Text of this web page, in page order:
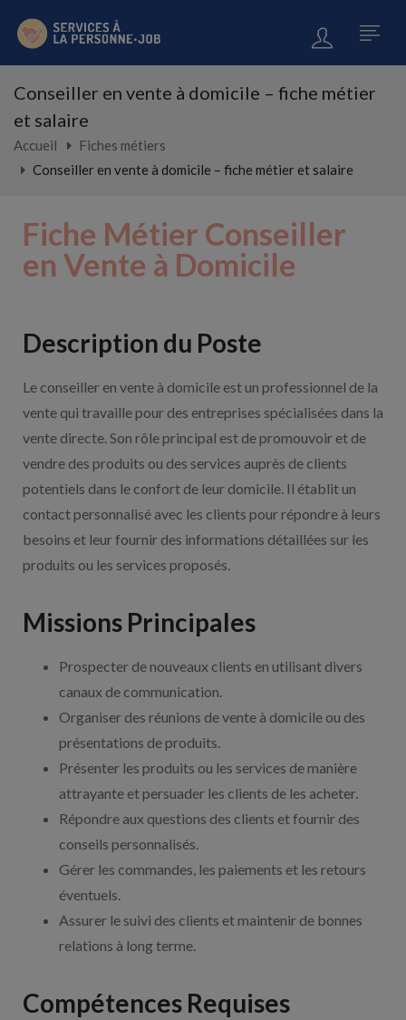
Conseiller en vente à domicile – fiche métier
et salaire
Accueil
Fiches métiers
Conseiller en vente à domicile – fiche métier et salaire
Fiche Métier Conseiller
en Vente à Domicile
Description du Poste
Le conseiller en vente à domicile est un professionnel de la
vente qui travaille pour des entreprises spécialisées dans la
vente directe. Son rôle principal est de promouvoir et de
vendre des produits ou des services auprès de clients
potentiels dans le confort de leur domicile. Il établit un
contact personnalisé avec les clients pour répondre à leurs
besoins et leur fournir des informations détaillées sur les
produits ou les services proposés.
Missions Principales
Prospecter de nouveaux clients en utilisant divers
canaux de communication.
Organiser des réunions de vente à domicile ou des
présentations de produits.
Présenter les produits ou les services de manière
attrayante et persuader les clients de les acheter.
Répondre aux questions des clients et fournir des
conseils personnalisés.
Gérer les commandes, les paiements et les retours
éventuels.
Assurer le suivi des clients et maintenir de bonnes
relations à long terme.
Compétences Requises